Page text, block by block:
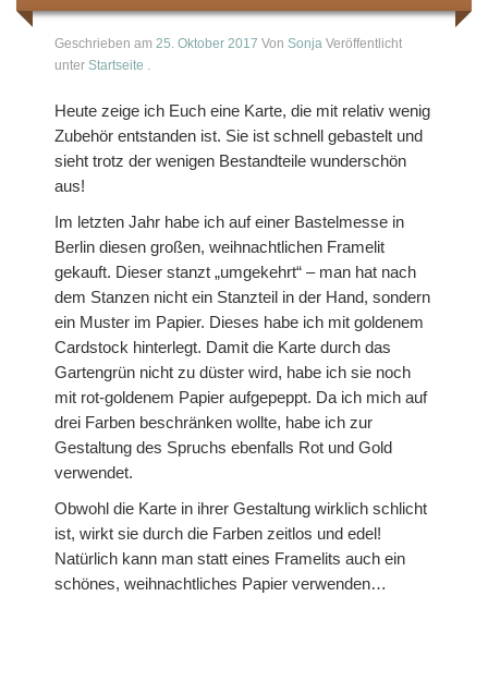
Stampin Up von A-Z
Farben
Stanzen und Prägen
Stanzschablonen
Prägefolder
Stempel
Gastgeberinnen-Sets
Hintergrundstempel
Stempelsets aus den Sale-A-Brations
Sale-A-Bration 2011
Sale-A-Bration 2013
Sale-A-Bration 2014
Geschrieben am 25. Oktober 2017 Von Sonja Veröffentlicht
unter Startseite .
Heute zeige ich Euch eine Karte, die mit relativ wenig
Zubehör entstanden ist. Sie ist schnell gebastelt und
sieht trotz der wenigen Bestandteile wunderschön
aus!
Im letzten Jahr habe ich auf einer Bastelmesse in
Berlin diesen großen, weihnachtlichen Framelit
gekauft. Dieser stanzt „umgekehrt“ – man hat nach
dem Stanzen nicht ein Stanzteil in der Hand, sondern
ein Muster im Papier. Dieses habe ich mit goldenem
Cardstock hinterlegt. Damit die Karte durch das
Gartengrün nicht zu düster wird, habe ich sie noch
mit rot-goldenem Papier aufgepeppt. Da ich mich auf
drei Farben beschränken wollte, habe ich zur
Gestaltung des Spruchs ebenfalls Rot und Gold
verwendet.
Obwohl die Karte in ihrer Gestaltung wirklich schlicht
ist, wirkt sie durch die Farben zeitlos und edel!
Natürlich kann man statt eines Framelits auch ein
schönes, weihnachtliches Papier verwenden…